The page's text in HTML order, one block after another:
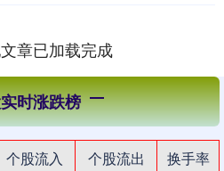
章已加载完成
时涨跌榜
个股流入 个股流出
换手率